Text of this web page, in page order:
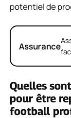
potentiel de
Assurance
Quelles
pour être
football